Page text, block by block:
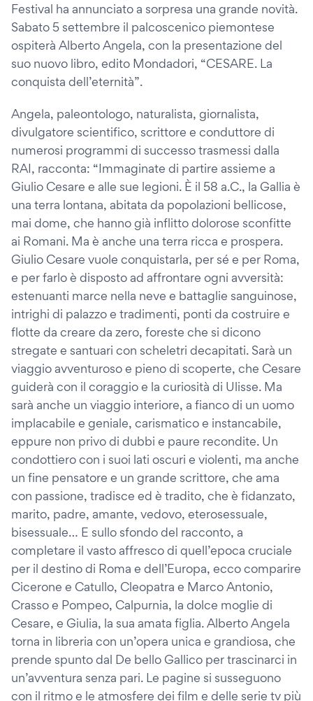
Festival ha annunciato a sorpresa una grande novità.
Sabato 5 settembre il palcoscenico piemontese
ospiterà Alberto Angela, con la presentazione del
suo nuovo libro, edito Mondadori, “CESARE. La
conquista dell’eternità”.
Angela, paleontologo, naturalista, giornalista,
divulgatore scientifico, scrittore e conduttore di
numerosi programmi di successo trasmessi dalla
RAI, racconta: “Immaginate di partire assieme a
Giulio Cesare e alle sue legioni. È il 58 a.C., la Gallia è
una terra lontana, abitata da popolazioni bellicose,
mai dome, che hanno già inflitto dolorose sconfitte
ai Romani. Ma è anche una terra ricca e prospera.
Giulio Cesare vuole conquistarla, per sé e per Roma,
e per farlo è disposto ad affrontare ogni avversità:
estenuanti marce nella neve e battaglie sanguinose,
intrighi di palazzo e tradimenti, ponti da costruire e
flotte da creare da zero, foreste che si dicono
stregate e santuari con scheletri decapitati. Sarà un
viaggio avventuroso e pieno di scoperte, che Cesare
guiderà con il coraggio e la curiosità di Ulisse. Ma
sarà anche un viaggio interiore, a fianco di un uomo
implacabile e geniale, carismatico e instancabile,
eppure non privo di dubbi e paure recondite. Un
condottiero con i suoi lati oscuri e violenti, ma anche
un fine pensatore e un grande scrittore, che ama
con passione, tradisce ed è tradito, che è fidanzato,
marito, padre, amante, vedovo, eterosessuale,
bisessuale… E sullo sfondo del racconto, a
completare il vasto affresco di quell’epoca cruciale
per il destino di Roma e dell’Europa, ecco comparire
Cicerone e Catullo, Cleopatra e Marco Antonio,
Crasso e Pompeo, Calpurnia, la dolce moglie di
Cesare, e Giulia, la sua amata figlia. Alberto Angela
torna in libreria con un’opera unica e grandiosa, che
prende spunto dal De bello Gallico per trascinarci in
un’avventura senza pari. Le pagine si susseguono
con il ritmo e le atmosfere dei film e delle serie tv più